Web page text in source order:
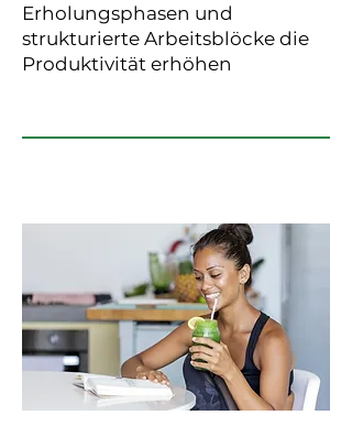
Erholungsphasen und
strukturierte Arbeitsblöcke die
Produktivität erhöhen